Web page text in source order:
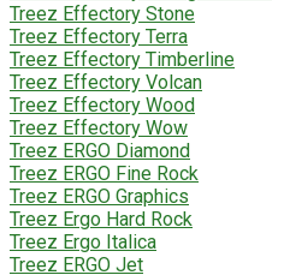
Treez Effectory Stone
Treez Effectory Terra
Treez Effectory Timberline
Treez Effectory Volcan
Treez Effectory Wood
Treez Effectory Wow
Treez ERGO Diamond
Treez ERGO Fine Rock
Treez ERGO Graphics
Treez Ergo Hard Rock
Treez Ergo Italica
Treez ERGO Jet